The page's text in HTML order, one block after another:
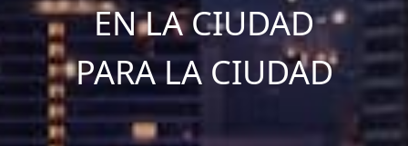
EN LA CIUDAD
PARA LA CIUDAD